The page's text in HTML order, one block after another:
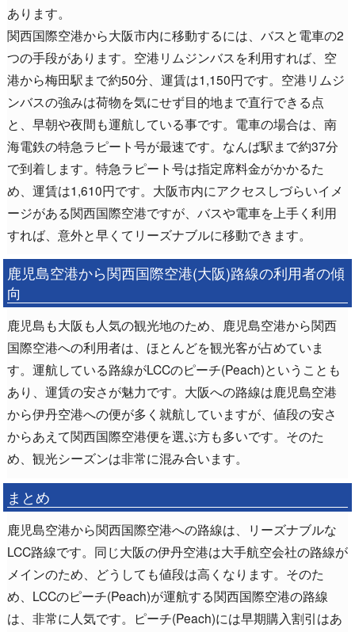
あります。
関西国際空港から大阪市内に移動するには、バスと電車の2
つの手段があります。空港リムジンバスを利用すれば、空
港から梅田駅まで約50分、運賃は1,150円です。空港リムジ
ンバスの強みは荷物を気にせず目的地まで直行できる点
と、早朝や夜間も運航している事です。電車の場合は、南
海電鉄の特急ラピート号が最速です。なんば駅まで約37分
で到着します。特急ラピート号は指定席料金がかかるた
め、運賃は1,610円です。大阪市内にアクセスしづらいイメ
ージがある関西国際空港ですが、バスや電車を上手く利用
すれば、意外と早くてリーズナブルに移動できます。
鹿児島空港から関西国際空港(大阪)路線の利用者の傾
向
鹿児島も大阪も人気の観光地のため、鹿児島空港から関西
国際空港への利用者は、ほとんどを観光客が占めていま
す。運航している路線がLCCのピーチ(Peach)ということも
あり、運賃の安さが魅力です。大阪への路線は鹿児島空港
から伊丹空港への便が多く就航していますが、値段の安さ
からあえて関西国際空港便を選ぶ方も多いです。そのた
め、観光シーズンは非常に混み合います。
まとめ
鹿児島空港から関西国際空港への路線は、リーズナブルな
LCC路線です。同じ大阪の伊丹空港は大手航空会社の路線が
メインのため、どうしても値段は高くなります。そのた
め、LCCのピーチ(Peach)が運航する関西国際空港の路線
は、非常に人気です。ピーチ(Peach)には早期購入割引はあ